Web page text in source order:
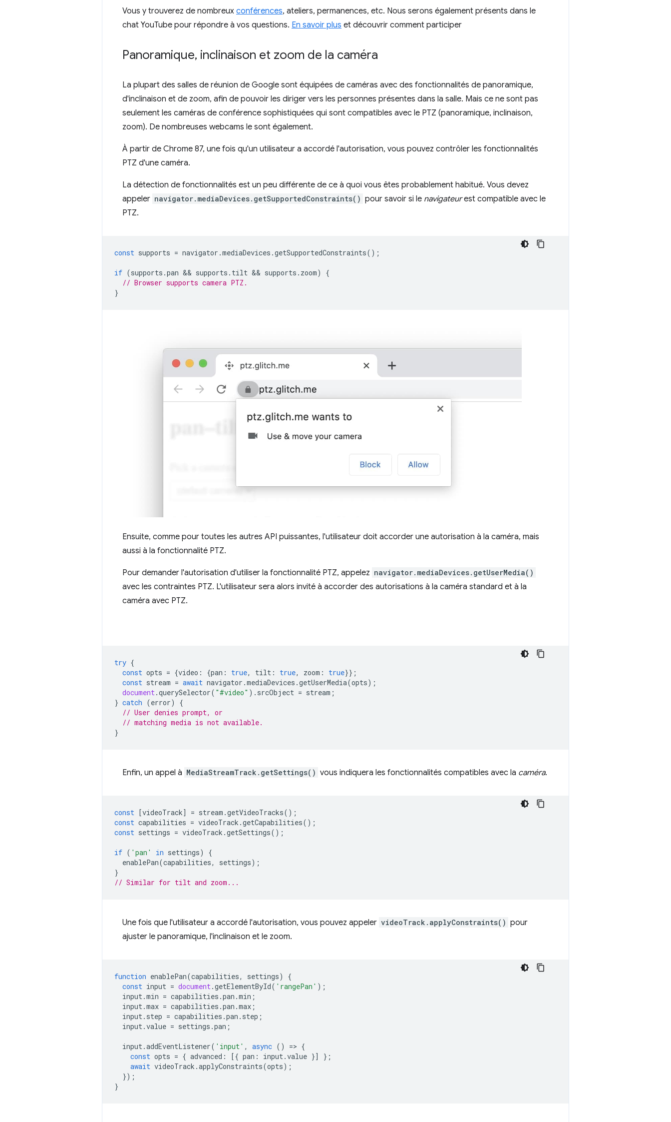
Vous y trouverez de nombreux conférences, ateliers, permanences, etc. Nous serons également présents dans le
chat YouTube pour répondre à vos questions. En savoir plus et découvrir comment participer
Panoramique, inclinaison et zoom de la caméra
La plupart des salles de réunion de Google sont équipées de caméras avec des fonctionnalités de panoramique,
d'inclinaison et de zoom, afin de pouvoir les diriger vers les personnes présentes dans la salle. Mais ce ne sont pas
seulement les caméras de conférence sophistiquées qui sont compatibles avec le PTZ (panoramique, inclinaison,
zoom). De nombreuses webcams le sont également.
À partir de Chrome 87, une fois qu'un utilisateur a accordé l'autorisation, vous pouvez contrôler les fonctionnalités
PTZ d'une caméra.
La détection de fonctionnalités est un peu différente de ce à quoi vous êtes probablement habitué. Vous devez
appeler navigator.mediaDevices.getSupportedConstraints() pour savoir si le navigateurest compatible avec le
PTZ.
const supports = navigator .mediaDevices .getSupportedConstraints();
if (supports .pan && supports . tilt && supports . zoom)
{
// Browser supports camera PTZ.
}
Ensuite, comme pour toutes les autres API puissantes, l'utilisateur doit accorder une autorisation à la caméra, mais
aussi à la fonctionnalité PTZ.
Pour demander l'autorisation d'utiliser la fonctionnalité PTZ, appelez navigator.mediaDevices.getUserMedia()
avec les contraintes PTZ. L'utilisateur sera alors invité à accorder des autorisations à la caméra standard et à la
caméra avec PTZ.
try {
const opts = {video : {pan : true, tilt : true, zoom : true}};
const stream = await navigator .mediaDevices .getUserMedia(opts);
document .querySelector( "#video" ). srcObject = stream ;
} catch (error)
{
// User denies prompt, or
// matching media is not available.
}
Enfin, un appel à MediaStreamTrack.getSettings() vous indiquera les fonctionnalités compatibles avec la caméra.
const [videoTrack] = stream .getVideoTracks();
const capabilities = videoTrack .getCapabilities();
const settings = videoTrack .getSettings();
if ( 'pan' in settings)
{
enablePan(capabilities, settings);
}
// Similar for tilt and zoom...
Une fois que l'utilisateur a accordé l'autorisation, vous pouvez appeler videoTrack.applyConstraints() pour
ajuster le panoramique, l'inclinaison et le zoom.
function enablePan(capabilities, settings)
{
const input = document .getElementById( 'rangePan' );
input .min = capabilities .pan .min ;
input .max = capabilities .pan .max ;
input . step = capabilities .pan . step ;
input .value = settings .pan ;
input .addEventListener( 'input' , async () => {
const opts = { advanced : [{ pan : input .value }]
};
await videoTrack .applyConstraints(opts);
});
}